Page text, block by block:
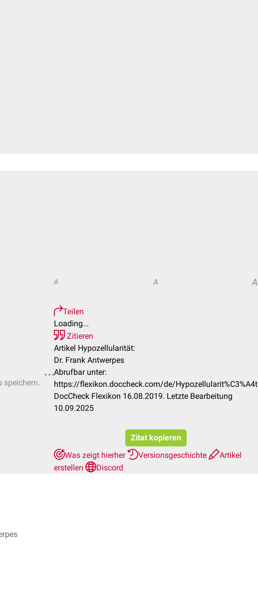
speichern.
A A A
Teilen
Loading...
Zitieren
Artikel Hypozellularität:
Dr. Frank Antwerpes
Abrufbar unter:
https://flexikon.doccheck.com/de/Hypozellularit%C3%A4t
DocCheck Flexikon 16.08.2019. Letzte Bearbeitung
10.09.2025
Zitat kopieren
Was zeigt hierher
Versionsgeschichte
Artikel
erstellen
Discord